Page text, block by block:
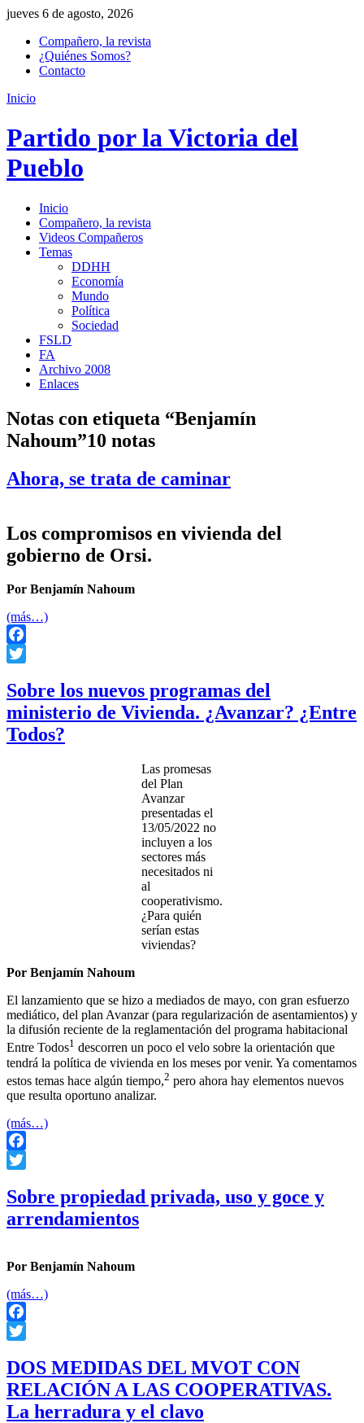
jueves 6 de agosto, 2026
Compañero, la revista
¿Quiénes Somos?
Contacto
Inicio
Partido por la Victoria del
Pueblo
Inicio
Compañero, la revista
Videos Compañeros
Temas
DDHH
Economía
Mundo
Política
Sociedad
FSLD
FA
Archivo 2008
Enlaces
Notas con etiqueta “Benjamín
Nahoum”10 notas
Ahora, se trata de caminar
Los compromisos en vivienda del
gobierno de Orsi.
Por Benjamín Nahoum
(más…)
Facebook
Sobre los nuevos programas del
ministerio de Vivienda. ¿Avanzar? ¿Entre
Todos?
Las promesas
del Plan
Avanzar
presentadas el
13/05/2022 no
incluyen a los
sectores más
necesitados ni
al
cooperativismo.
¿Para quién
serían estas
viviendas?
Por Benjamín Nahoum
El lanzamiento que se hizo a mediados de mayo, con gran esfuerzo
mediático, del plan Avanzar (para regularización de asentamientos) y
la difusión reciente de la reglamentación del programa habitacional
Entre Todos1 descorren un poco el velo sobre la orientación que
tendrá la política de vivienda en los meses por venir. Ya comentamos
estos temas hace algún tiempo,2 pero ahora hay elementos nuevos
que resulta oportuno analizar.
(más…)
Facebook
Sobre propiedad privada, uso y goce y
arrendamientos
Por Benjamín Nahoum
(más…)
Facebook
DOS MEDIDAS DEL MVOT CON
RELACIÓN A LAS COOPERATIVAS.
La herradura y el clavo